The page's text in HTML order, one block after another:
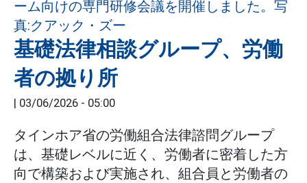
基礎法律相談グループ、労働
者の拠り所
| 03/06/2026 - 05:00
タインホア省の労働組合法律諮問グループ
は、基礎レベルに近く、労働者に密着した方
向で構築および実施され、組合員と労働者の